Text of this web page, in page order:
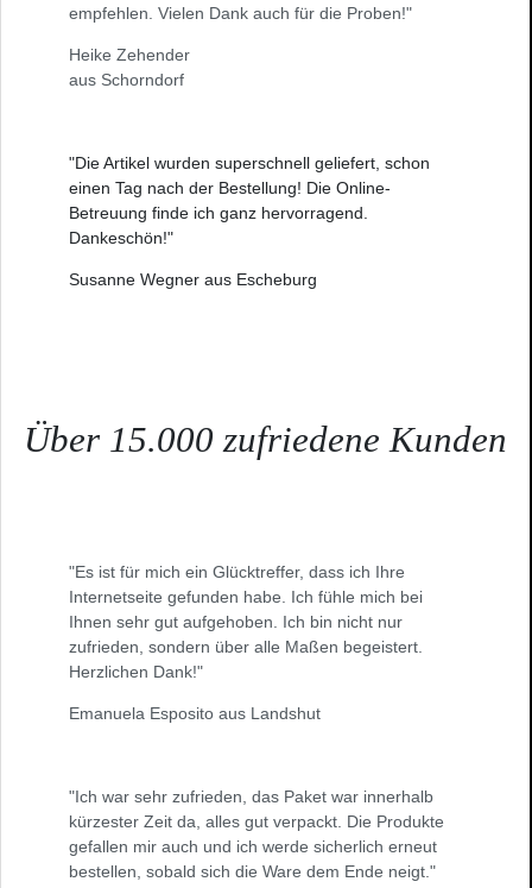
empfehlen. Vielen Dank auch für die Proben!"
Heike Zehender
aus Schorndorf
"Die Artikel wurden superschnell geliefert, schon
einen Tag nach der Bestellung! Die Online-
Betreuung finde ich ganz hervorragend.
Dankeschön!"
Susanne Wegner aus Escheburg
Über 15.000 zufriedene Kunden
"Es ist für mich ein Glücktreffer, dass ich Ihre
Internetseite gefunden habe. Ich fühle mich bei
Ihnen sehr gut aufgehoben. Ich bin nicht nur
zufrieden, sondern über alle Maßen begeistert.
Herzlichen Dank!"
Emanuela Esposito aus Landshut
"Ich war sehr zufrieden, das Paket war innerhalb
kürzester Zeit da, alles gut verpackt. Die Produkte
gefallen mir auch und ich werde sicherlich erneut
bestellen, sobald sich die Ware dem Ende neigt."